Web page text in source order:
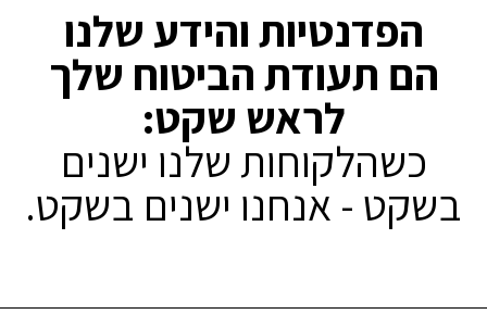
הפדנטיותוהידע שלנו
תעודת הביטוח שלך
לראש שקט:
כשהלקוחות שלנו ישנים
- אנחנו ישנים בשקט.